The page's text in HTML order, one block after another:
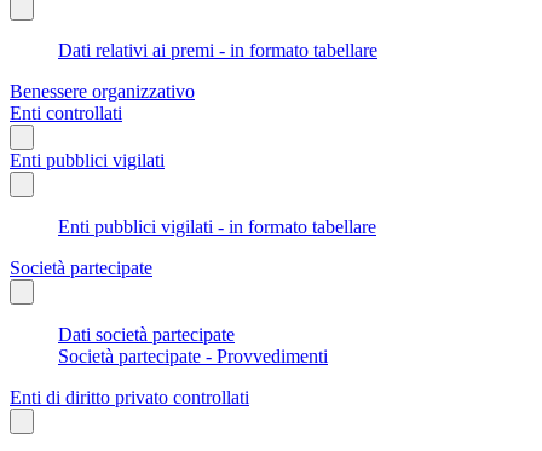
Dati relativi ai premi - in formato tabellare
Benessere organizzativo
Enti controllati
Enti pubblici vigilati
Enti pubblici vigilati - in formato tabellare
Società partecipate
Dati società partecipate
Società partecipate - Provvedimenti
Enti di diritto privato controllati